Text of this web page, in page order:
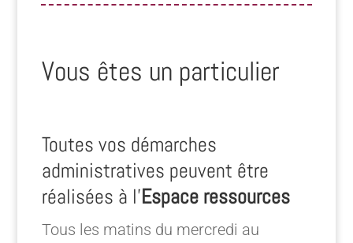
Vous êtes un particulier
Toutes vos démarches
administratives peuvent être
réalisées à l’Espace ressources
Tous les matins du mercredi au